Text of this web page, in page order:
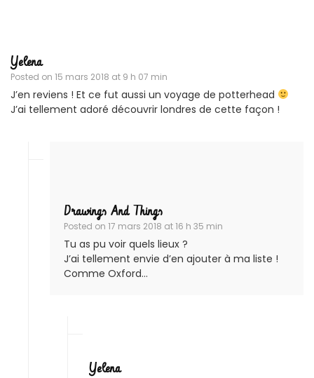
Yelena
Posted on 15 mars 2018 at 9 h 07 min
J’en reviens ! Et ce fut aussi un voyage de potterhead
J’ai tellement adoré découvrir londres de cette façon !
Drawings And Things
Posted on 17 mars 2018 at 16 h 35 min
Tu as pu voir quels lieux ?
J’ai tellement envie d’en ajouter à ma liste !
Comme Oxford…
Yelena